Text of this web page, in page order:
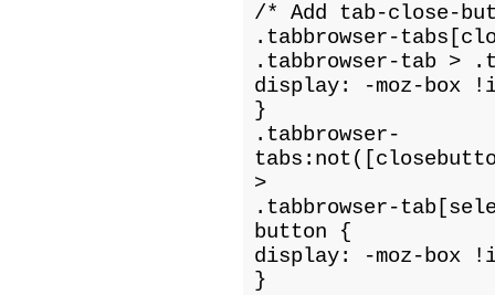
/* Add tab-close-
.tabbrowser-
.tabbrowser-tab >
display: -moz-box
}
.tabbrowser-
>
.tabbrowser-
button {
display: -moz-box
}